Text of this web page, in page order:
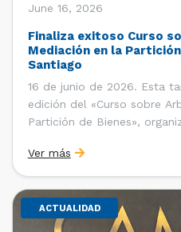
June 16, 2026
Finaliza exitoso Curso
Mediación en la
Santiago
16 de junio de 2026. Esta
edición del «Curso sobre
Partición de Bienes»,
Arbitraje y Mediación (CAM)
de Santiago (CCS). El
Ver más
ACTUALIDAD